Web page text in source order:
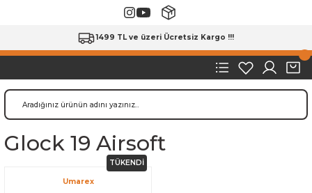
1499 TL ve üzeri Ücretsiz Kargo !!!
Glock 19 Airsoft
TÜKENDİ
Umarex